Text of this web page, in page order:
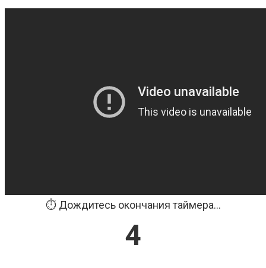
⏱️ Дождитесь окончания таймера...
3